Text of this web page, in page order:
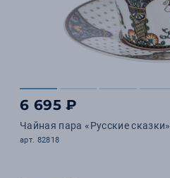
6 695 ₽
Чайная пара «Русские сказки»
арт. 82818